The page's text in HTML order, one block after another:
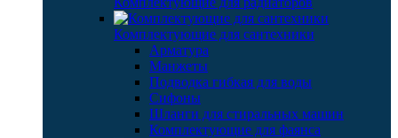
Комплектующие для сантехники
Арматура
Манжеты
Подводка гибкая для воды
Сифоны
Шланги для стиральных машин
Комплектующие для фаянса